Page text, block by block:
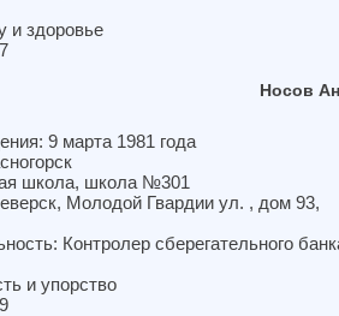
и здоровье
Носов
9 марта 1981 года
школа, школа №301
Молодой Гвардии ул. , дом 93,
Контролер сберегательного
и упорство